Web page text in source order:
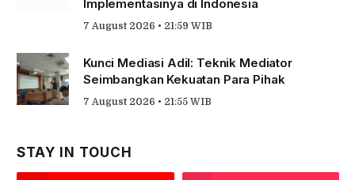
Implementasinya di Indonesia
7 August 2026 • 21:59 WIB
Kunci Mediasi Adil: Teknik Mediator
Seimbangkan Kekuatan Para Pihak
7 August 2026 • 21:55 WIB
STAY IN TOUCH